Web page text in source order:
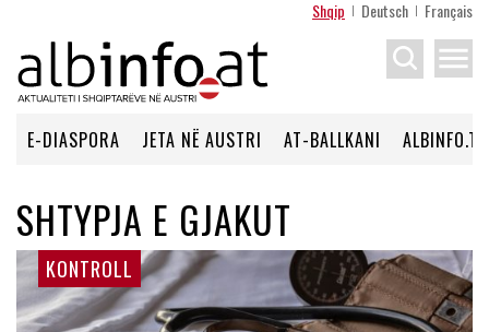
Shqip Deutsch Français
menu
E-DIASPORA JETA NË AUSTRI AT-BALLKANI ALBINFO.TV
SHTYPJA E GJAKUT
KONTROLL